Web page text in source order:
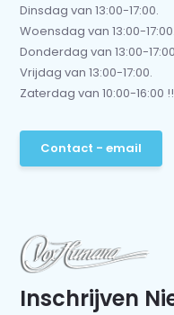
Dinsdag van 13:00-17:00.
Woensdag van 13:00-17:00.
Donderdag van 13:00-
Vrijdag van 13:00-17:00.
Zaterdag van 10:00-16:00 !!
Contact - email
Inschrijven